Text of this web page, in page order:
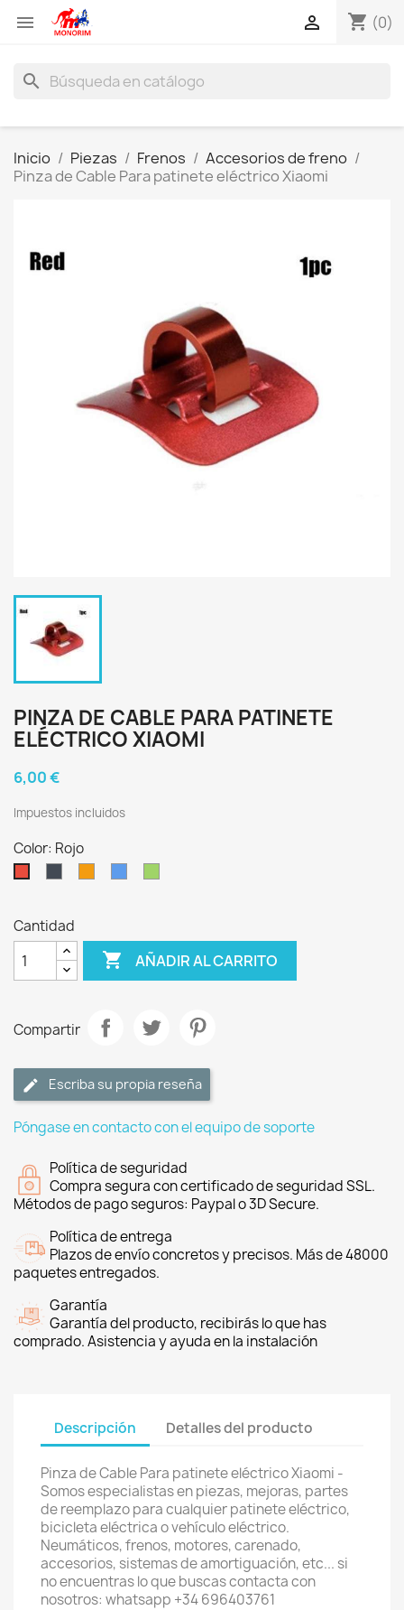
 shopping_cart (0)

search
Inicio Piezas Frenos
Accesorios de freno
Pinza de Cable Para patinete eléctrico Xiaomi
PINZA DE CABLE PARA PATINETE
ELÉCTRICO XIAOMI
6,00 €
Impuestos incluidos
Color: Rojo
Cantidad
 AÑADIR AL CARRITO
Compartir
Escriba su propia reseña
Póngase en contacto con el equipo de soporte
Política de seguridad
Compra segura con certificado de seguridad SSL.
Métodos de pago seguros: Paypal o 3D Secure.
Política de entrega
Plazos de envío concretos y precisos. Más de 48000
paquetes entregados.
Garantía
Garantía del producto, recibirás lo que has
comprado. Asistencia y ayuda en la instalación
Descripción Detalles del producto
Pinza de Cable Para patinete eléctrico Xiaomi -
Somos especialistas en piezas, mejoras, partes
de reemplazo para cualquier patinete eléctrico,
bicicleta eléctrica o vehículo eléctrico.
Neumáticos, frenos, motores, carenado,
accesorios, sistemas de amortiguación, etc... si
no encuentras lo que buscas contacta con
nosotros: whatsapp +34 696403761